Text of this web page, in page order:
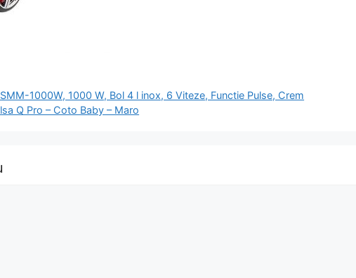
1000W, 1000 W, Bol 4 l inox, 6 Viteze, Functie Pulse, Crem
Q Pro – Coto Baby – Maro